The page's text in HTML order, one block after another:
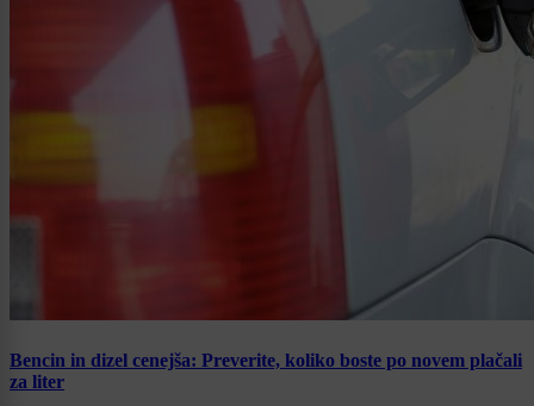
Bencin in dizel cenejša: Preverite, koliko boste po novem plačali
za liter